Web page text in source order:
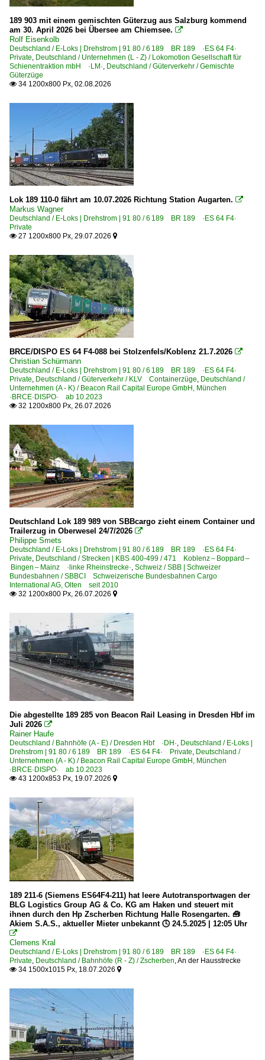
2009-10-25 Augsburg
Treffen 2010
2010-03-20 München
2010-06-12 Berlin
2010-08-14 Hannover
Treffen 2012
2012-08-04 Regensburg
Belgien
Dieselloks
BR 76 ·Traxx DE·
E-Loks | Mehrsystem
BR 18 ·EuroSprinter·
Unternehmen
Crossrail Benelux N.V., Antwerpen ·XRAIL· bis 09.2025
Dänemark
Dieseltriebzüge
Serie IC4 MG-FH-FG-MG 5601-5683, 5801-5883
Deutschland
Bahnbetriebswerke
Aw Dessau
Bw Dresden-Friedrichstadt
Bw Halle (Saale) Instandhaltung
Bw Nordhausen DR>DB
Bahndienstfahrzeuge
BR 711.2 | Robel 57.44 EIO Entstör- und
Bahnhöfe (A - E)
Aachen
Allerheiligen
Altenbeken
Angermund
Angermünde
Angersdorf
Ansbach
Aßling in Oberbayern
Bad Bentheim (Grenze D/NL)
Baden-Baden
Bamberg
Basel Bad Bf
Bergen (Rügen)
Berlin Hauptbahnhof (Lehrter Bahnhof) ·BL·
Berlin Grunewald
Berlin Hohenschönhausen
Berlin Lichtenberg
Berlin Schönefeld Flughafen
Berlin Spandau
Berlin Wannsee
Bestensee
Beuel
Bielefeld
2007
2008
2009
2010
2010
2011
2012
2013
2014
2015
2017
2019
2020
2020
2021
2022
2023
2024
2025
2026
189 903 mit einem gemischten Güterzug aus Salzburg kommend
am 30. April 2026 bei Übersee am Chiemsee. 
Rolf Eisenkolb
Deutschland / E-Loks | Drehstrom | 91 80 / 6 189 BR 189 ·ES 64 F4·
Private, Deutschland / Unternehmen (L - Z) / Lokomotion Gesellschaft für
Schienentraktion mbH ·LM·, Deutschland / Güterverkehr / Gemischte
Güterzüge
 34 1200x800 Px, 02.08.2026
Lok 189 110-0 fährt am 10.07.2026 Richtung Station Augarten. 
Markus Wagner
Deutschland / E-Loks | Drehstrom | 91 80 / 6 189 BR 189 ·ES 64 F4·
Private
 27 1200x800 Px, 29.07.2026 
BRCE/DISPO ES 64 F4-088 bei Stolzenfels/Koblenz 21.7.2026 
Christian Schürmann
Deutschland / E-Loks | Drehstrom | 91 80 / 6 189 BR 189 ·ES 64 F4·
Private, Deutschland / Güterverkehr / KLV Containerzüge, Deutschland /
Unternehmen (A - K) / Beacon Rail Capital Europe GmbH, München
·BRCE·DISPO· ab 10.2023
 32 1200x800 Px, 26.07.2026
Deutschland Lok 189 989 von SBBcargo zieht einem Container und
Trailerzug in Oberwesel 24/7/2026 
Philippe Smets
Deutschland / E-Loks | Drehstrom | 91 80 / 6 189 BR 189 ·ES 64 F4·
Private, Deutschland / Strecken | KBS 400-499 / 471 Koblenz – Boppard –
Bingen – Mainz ·linke Rheinstrecke·, Schweiz / SBB | Schweizer
Bundesbahnen / SBBCI Schweizerische Bundesbahnen Cargo
International AG, Olten seit 2010
 32 1200x800 Px, 26.07.2026 
Die abgestellte 189 285 von Beacon Rail Leasing in Dresden Hbf im
Juli 2026 
Rainer Haufe
Deutschland / Bahnhöfe (A - E) / Dresden Hbf ·DH·, Deutschland / E-Loks |
Drehstrom | 91 80 / 6 189 BR 189 ·ES 64 F4· Private, Deutschland /
Unternehmen (A - K) / Beacon Rail Capital Europe GmbH, München
·BRCE·DISPO· ab 10.2023
 43 1200x853 Px, 19.07.2026 
189 211-6 (Siemens ES64F4-211) hat leere Autotransportwagen der
BLG Logistics Group AG & Co. KG am Haken und steuert mit
ihnen durch den Hp Zscherben Richtung Halle Rosengarten. 🧰
Akiem S.A.S., aktueller Mieter unbekannt 🕓 24.5.2025 | 12:05 Uhr

Clemens Kral
Deutschland / E-Loks | Drehstrom | 91 80 / 6 189 BR 189 ·ES 64 F4·
Private, Deutschland / Bahnhöfe (R - Z) / Zscherben,An der Hausstrecke
 34 1500x1015 Px, 18.07.2026 